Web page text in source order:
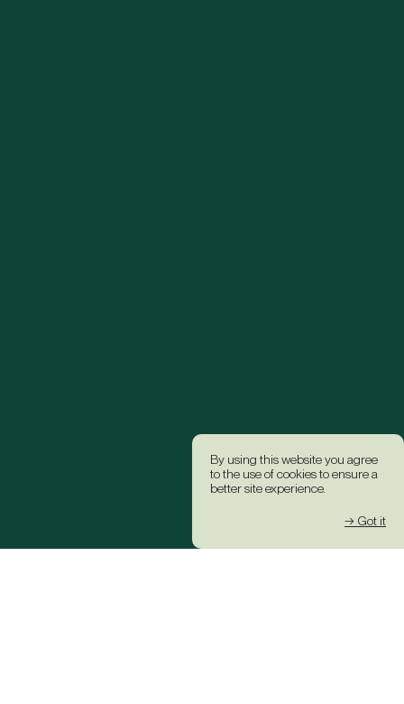
By using this website you agree
to the use of cookies to ensure a
better site experience.
→ Got it